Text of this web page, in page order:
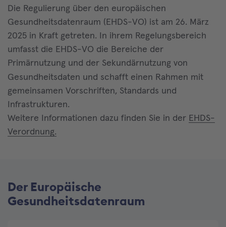
Die Regulierung über den europäischen
Gesundheitsdatenraum (EHDS-VO) ist am 26. März
2025 in Kraft getreten. In ihrem Regelungsbereich
umfasst die EHDS-VO die Bereiche der
Primärnutzung und der Sekundärnutzung von
Gesundheitsdaten und schafft einen Rahmen mit
gemeinsamen Vorschriften, Standards und
Infrastrukturen.
Weitere Informationen dazu finden Sie in der EHDS-
Verordnung.
Der Europäische
Gesundheitsdatenraum